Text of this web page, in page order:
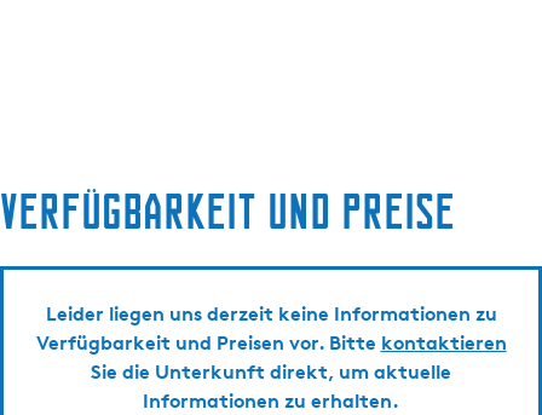
Verfügbarkeit und Preise
Leider liegen uns derzeit keine Informationen zu
Verfügbarkeit und Preisen vor. Bitte kontaktieren
Sie die Unterkunft direkt, um aktuelle
Informationen zu erhalten.